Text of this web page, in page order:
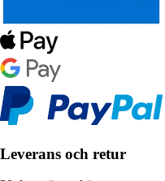
Leverans och retur